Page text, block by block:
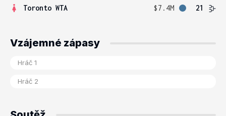
Toronto WTA
$7.4M 21
Vzájemné zápasy